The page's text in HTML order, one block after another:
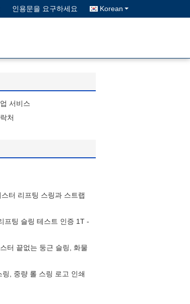
인용문을 요구하세요 Korean
서비스
처
터 리프팅 스링과 스트랩
프팅 슬링 테스트 인증 1T -
터 끝없는 둥근 슬링, 화물
, 중량 롤 스링 로고 인쇄